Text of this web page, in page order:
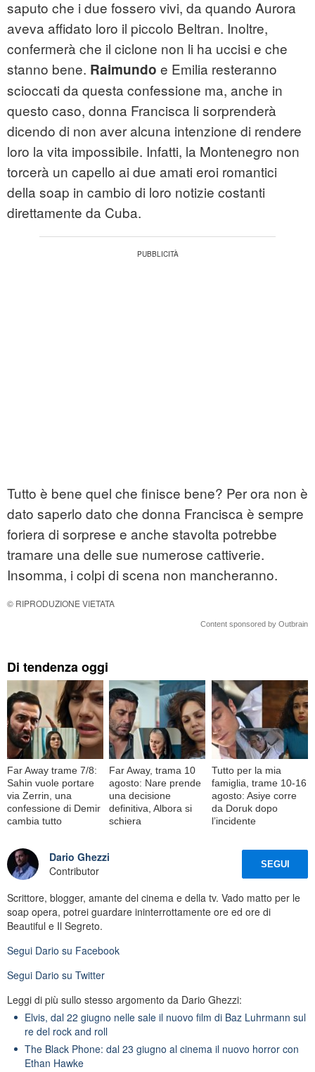
saputo che i due fossero vivi, da quando Aurora
aveva affidato loro il piccolo Beltran. Inoltre,
confermerà che il ciclone non li ha uccisi e che
stanno bene. Raimundo e Emilia resteranno
scioccati da questa confessione ma, anche in
questo caso, donna Francisca li sorprenderà
dicendo di non aver alcuna intenzione di rendere
loro la vita impossibile. Infatti, la Montenegro non
torcerà un capello ai due amati eroi romantici
della soap in cambio di loro notizie costanti
direttamente da Cuba.
Tutto è bene quel che finisce bene? Per ora non è
dato saperlo dato che donna Francisca è sempre
foriera di sorprese e anche stavolta potrebbe
tramare una delle sue numerose cattiverie.
Insomma, i colpi di scena non mancheranno.
© RIPRODUZIONE VIETATA
Content sponsored by Outbrain
Di tendenza oggi
Far Away trame 7/8:
Sahin vuole portare
via Zerrin, una
confessione di Demir
cambia tutto
Far Away, trama 10
agosto: Nare prende
una decisione
definitiva, Albora si
schiera
Tutto per la mia
famiglia, trame 10-16
agosto: Asiye corre
da Doruk dopo
l’incidente
Dario Ghezzi
Contributor
SEGUI
Scrittore, blogger, amante del cinema e della tv. Vado matto per le
soap opera, potrei guardare ininterrottamente ore ed ore di
Beautiful e Il Segreto.
Segui Dario su Facebook
Segui Dario su Twitter
Leggi di più sullo stesso argomento da Dario Ghezzi:
Elvis, dal 22 giugno nelle sale il nuovo film di Baz Luhrmann sul
re del rock and roll
The Black Phone: dal 23 giugno al cinema il nuovo horror con
Ethan Hawke